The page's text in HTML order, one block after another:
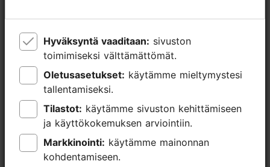
Aihe/ alue: Tallinnan lähialueet
Hyväksyntä vaaditaan:
toimimiseksi välttämättömät.
Oletusasetukset:
tallentamiseksi.
Tilastot:
ja käyttökokemuksen arviointiin.
Markkinointi:
kohdentamiseen.
Hyväksyntä vaaditaan:
toimimiseksi välttämättömät.
Oletusasetukset:
tallentamiseksi.
Tilastot:
ja käyttökokemuksen arviointiin.
Markkinointi:
kohdentamiseen.